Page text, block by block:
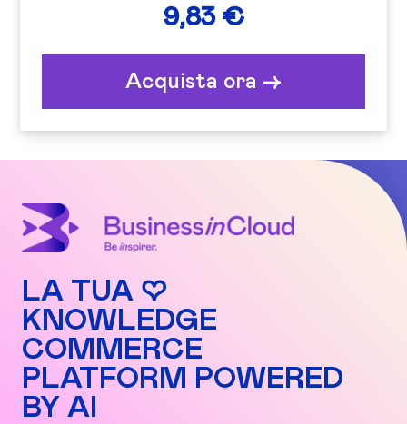
9,83 €
Acquista ora ->
LA TUA ♡
KNOWLEDGE
COMMERCE
PLATFORM POWERED
BY AI